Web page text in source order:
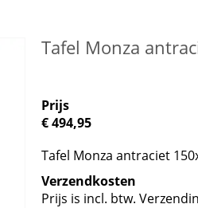
Tafel Monza
Prijs
€ 494,95
Tafel Monza antraciet
Verzendkosten
Prijs is incl. btw.